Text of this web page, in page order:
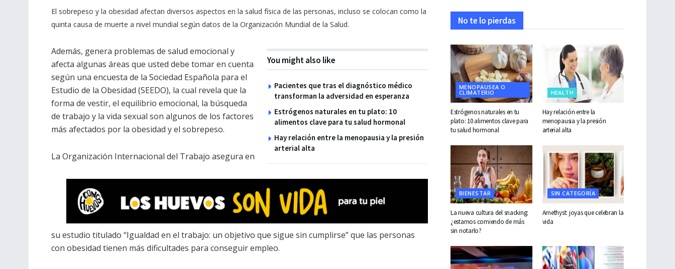
El sobrepeso y la obesidad afectan diversos aspectos en la salud física de las personas, incluso se colocan como la
quinta causa de muerte a nivel mundial según datos de la Organización Mundial de la Salud.
You might also like
Pacientes que tras el diagnóstico médico
transforman la adversidad en esperanza
Estrógenos naturales en tu plato: 10
alimentos clave para tu salud hormonal
Hay relación entre la menopausia y la presión
arterial alta
Además, genera problemas de salud emocional y
afecta algunas áreas que usted debe tomar en cuenta
según una encuesta de la Sociedad Española para el
Estudio de la Obesidad (SEEDO), la cual revela que la
forma de vestir, el equilibrio emocional, la búsqueda
de trabajo y la vida sexual son algunos de los factores
más afectados por la obesidad y el sobrepeso.
La Organización Internacional del Trabajo asegura en
su estudio titulado “Igualdad en el trabajo: un objetivo que sigue sin cumplirse” que las personas
con obesidad tienen más dificultades para conseguir empleo.
No te lo pierdas
MENOPAUSEA O
CLIMATERIO
Estrógenos naturales en tu
plato: 10 alimentos clave para
tu salud hormonal
HEALTH
Hay relación entre la
menopausia y la presión
arterial alta
BIENESTAR
La nueva cultura del snacking:
¿estamos comiendo de más
sin notarlo?
SIN CATEGORÍA
Amethyst: joyas que celebran la
vida